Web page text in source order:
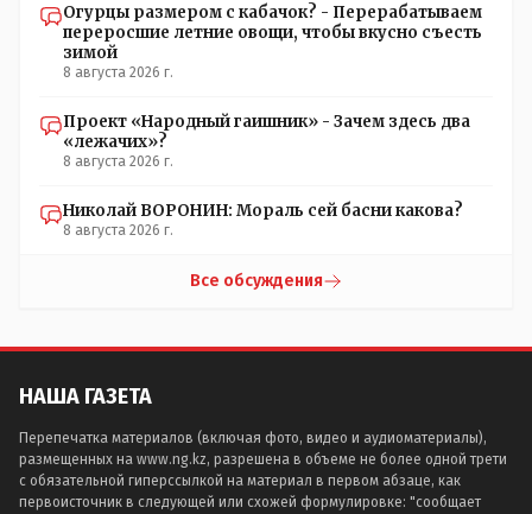
Огурцы размером с кабачок? - Перерабатываем
переросшие летние овощи, чтобы вкусно съесть
зимой
8 августа 2026 г.
Проект «Народный гаишник» - Зачем здесь два
«лежачих»?
8 августа 2026 г.
Николай ВОРОНИН: Мораль сей басни какова?
8 августа 2026 г.
Все обсуждения
НАША ГАЗЕТА
Перепечатка материалов (включая фото, видео и аудиоматериалы),
размещенных на www.ng.kz, разрешена в объеме не более одной трети
с обязательной гиперссылкой на материал в первом абзаце, как
первоисточник в следующей или схожей формулировке: "сообщает